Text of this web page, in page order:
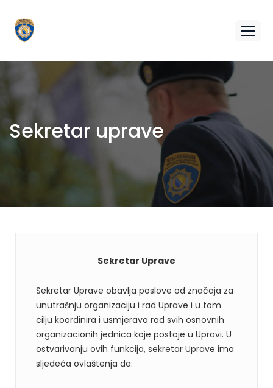
Sekretar uprave
Sekretar Uprave
Sekretar Uprave obavlja poslove od značaja za
unutrašnju organizaciju i rad Uprave i u tom
cilju koordinira i usmjerava rad svih osnovnih
organizacionih jednica koje postoje u Upravi. U
ostvarivanju ovih funkcija, sekretar Uprave ima
sljedeća ovlaštenja da: